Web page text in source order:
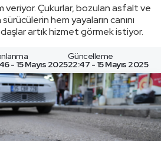
veriyor. Çukurlar, bozulan asfalt ve
hem yayaların canını
artık hizmet görmek istiyor.
- 15 Mayıs 2025
Güncelleme
22:47 - 15 Mayıs 2025